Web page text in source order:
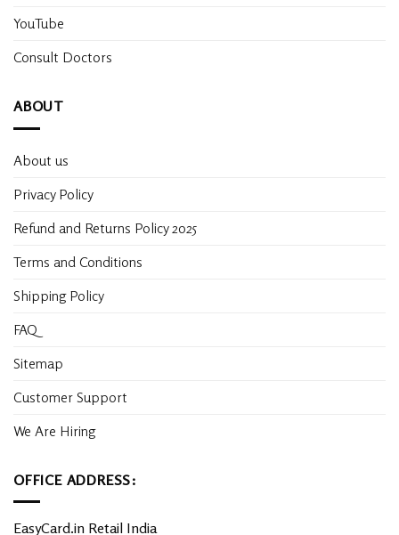
YouTube
Consult Doctors
ABOUT
About us
Privacy Policy
Refund and Returns Policy 2025
Terms and Conditions
Shipping Policy
FAQ
Sitemap
Customer Support
We Are Hiring
OFFICE ADDRESS:
EasyCard.in Retail India